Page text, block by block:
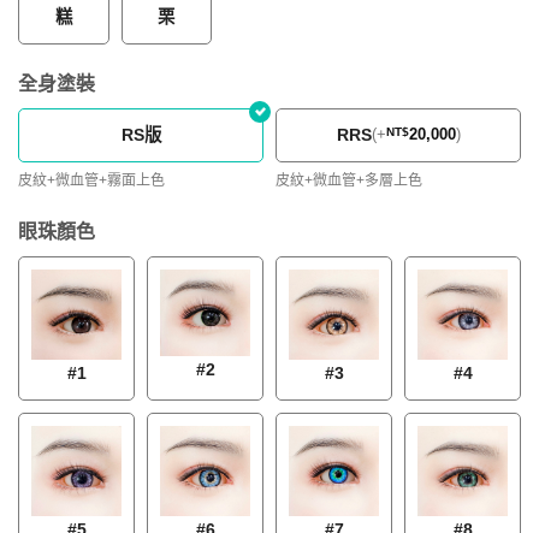
糕
栗
全身塗裝
RS版
皮紋+微血管+霧面上色
RRS(+NT$20,000)
皮紋+微血管+多層上色
眼珠顏色
#1 #2 #3 #4
#5 #6 #7 #8